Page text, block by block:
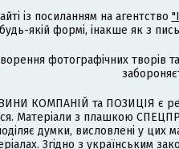
із посиланням на агентство
якій формі, інакше як з
фотографічних творів
КОМПАНІЙ та ПОЗИЦІЯ є
Матеріали з плашкою
думки, висловлені у цих
Згідно з українським